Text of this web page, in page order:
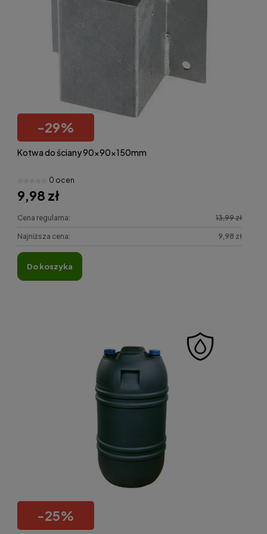
-29%
Kotwa do ściany 90x90x150mm
0 ocen
9,98 zł
Cena regularna: 13,99 zł
Najniższa cena: 9,98 zł
do koszyka
-25%